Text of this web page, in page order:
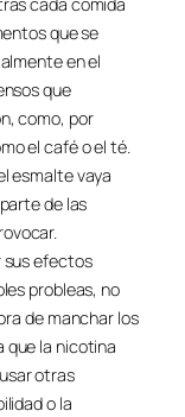
que se
en el
que
como, por
el café o el té.
esmalte vaya
de las
sus efectos
probleas, no
de manchar los
que la nicotina
otras
o la